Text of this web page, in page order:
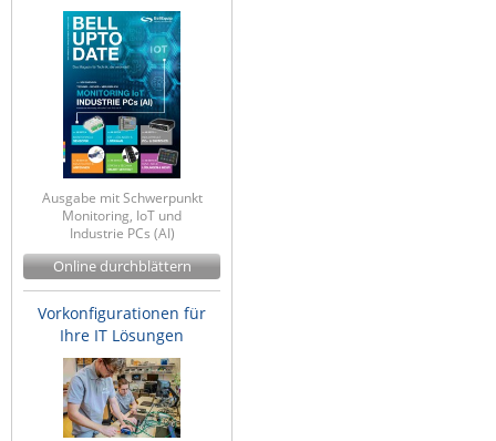
Ausgabe mit Schwerpunkt
Monitoring, IoT und
Industrie PCs (AI)
Online durchblättern
Vorkonfigurationen für
Ihre IT Lösungen